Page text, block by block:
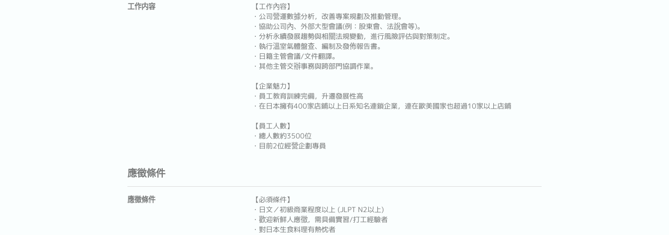
工作内容
【工作內容】
・公司營運數據分析，改善專案規劃及推動管理。
・協助公司內、外部大型會議(例：股東會、法說會等)。
・分析永續發展趨勢與相關法規變動，進行風險評估與對策制定。
・執行溫室氣體盤查、編制及發佈報告書。
・日籍主管會議/文件翻譯。
・其他主管交辦事務與跨部門協調作業。
【企業魅力】
・員工教育訓練完備，升遷發展性高
・在日本擁有400家店鋪以上日系知名連鎖企業，連在歐美國家也超過10家以上店鋪
【員工人數】
・總人數約3500位
・目前2位經營企劃專員
應徵條件
應徵條件
【必須條件】
・日文／初級商業程度以上 (JLPT N2以上)
・歡迎新鮮人應徵，需具備實習/打工經驗者
・對日本生食料理有熱忱者